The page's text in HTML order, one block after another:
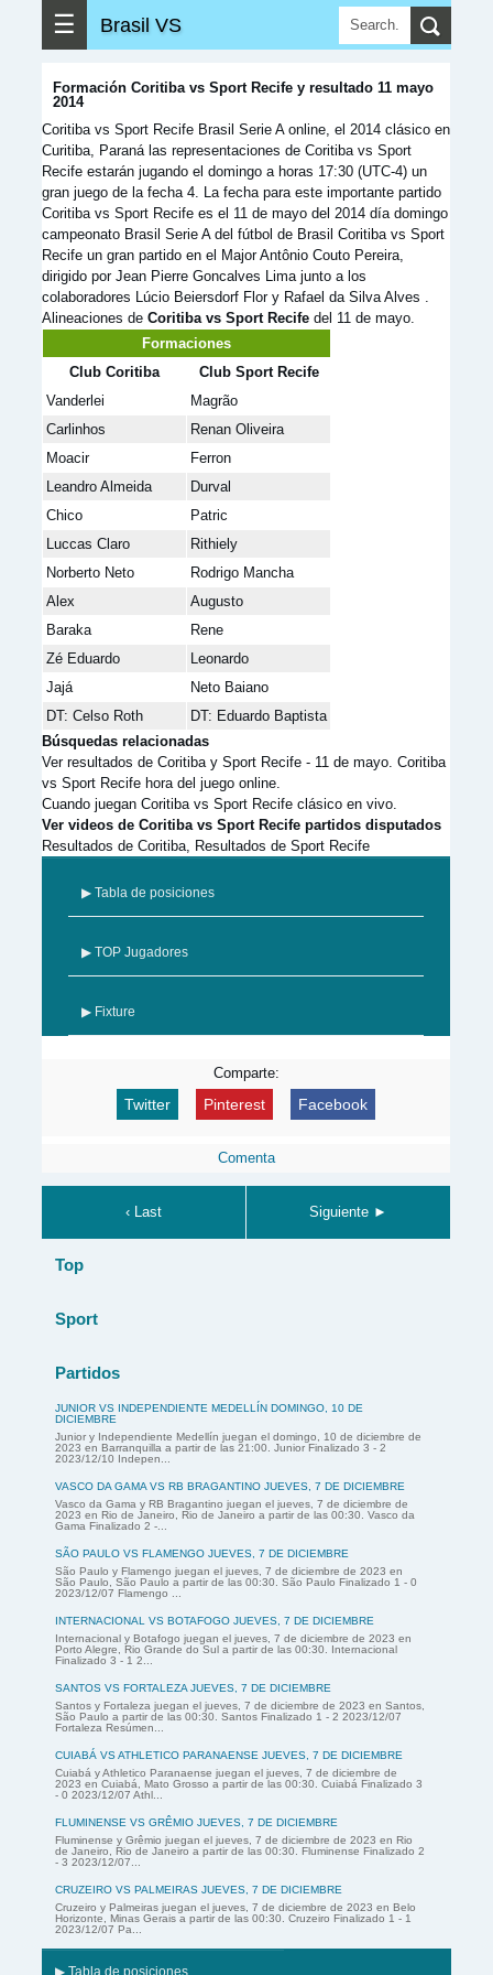
☰ Brasil VS
Formación Coritiba vs Sport Recife y resultado 11 mayo
2014
Coritiba vs Sport Recife Brasil Serie A online, el 2014 clásico en
Curitiba, Paraná las representaciones de Coritiba vs Sport
Recife estarán jugando el domingo a horas 17:30 (UTC-4) un
gran juego de la fecha 4. La fecha para este importante partido
Coritiba vs Sport Recife es el 11 de mayo del 2014 día domingo
campeonato Brasil Serie A del fútbol de Brasil Coritiba vs Sport
Recife un gran partido en el Major Antônio Couto Pereira,
dirigido por Jean Pierre Goncalves Lima junto a los
colaboradores Lúcio Beiersdorf Flor y Rafael da Silva Alves .
Alineaciones de Coritiba vs Sport Recife del 11 de mayo.
Formaciones
Club Coritiba
Club Sport Recife
Vanderlei
Magrão
Carlinhos
Renan Oliveira
Moacir
Ferron
Leandro Almeida
Durval
Chico
Patric
Luccas Claro
Rithiely
Norberto Neto
Rodrigo Mancha
Alex
Augusto
Baraka
Rene
Zé Eduardo
Leonardo
Jajá
Neto Baiano
DT: Celso Roth
DT: Eduardo Baptista
Búsquedas relacionadas
Ver resultados de Coritiba y Sport Recife - 11 de mayo. Coritiba
vs Sport Recife hora del juego online.
Cuando juegan Coritiba vs Sport Recife clásico en vivo.
Ver videos de Coritiba vs Sport Recife partidos disputados
Resultados de Coritiba, Resultados de Sport Recife
▶ Tabla de posiciones
▶ TOP Jugadores
▶ Fixture
Comparte:
Twitter Pinterest Facebook
Comenta
‹ Last Siguiente ►
Top
Sport
Partidos
JUNIOR VS INDEPENDIENTE MEDELLÍN DOMINGO, 10 DE
DICIEMBRE
Junior y Independiente Medellín juegan el domingo, 10 de diciembre de
2023 en Barranquilla a partir de las 21:00. Junior Finalizado 3 - 2
2023/12/10 Indepen...
VASCO DA GAMA VS RB BRAGANTINO JUEVES, 7 DE DICIEMBRE
Vasco da Gama y RB Bragantino juegan el jueves, 7 de diciembre de
2023 en Rio de Janeiro, Rio de Janeiro a partir de las 00:30. Vasco da
Gama Finalizado 2 -...
SÃO PAULO VS FLAMENGO JUEVES, 7 DE DICIEMBRE
São Paulo y Flamengo juegan el jueves, 7 de diciembre de 2023 en
São Paulo, São Paulo a partir de las 00:30. São Paulo Finalizado 1 - 0
2023/12/07 Flamengo ...
INTERNACIONAL VS BOTAFOGO JUEVES, 7 DE DICIEMBRE
Internacional y Botafogo juegan el jueves, 7 de diciembre de 2023 en
Porto Alegre, Rio Grande do Sul a partir de las 00:30. Internacional
Finalizado 3 - 1 2...
SANTOS VS FORTALEZA JUEVES, 7 DE DICIEMBRE
Santos y Fortaleza juegan el jueves, 7 de diciembre de 2023 en Santos,
São Paulo a partir de las 00:30. Santos Finalizado 1 - 2 2023/12/07
Fortaleza Resúmen...
CUIABÁ VS ATHLETICO PARANAENSE JUEVES, 7 DE DICIEMBRE
Cuiabá y Athletico Paranaense juegan el jueves, 7 de diciembre de
2023 en Cuiabá, Mato Grosso a partir de las 00:30. Cuiabá Finalizado 3
- 0 2023/12/07 Athl...
FLUMINENSE VS GRÊMIO JUEVES, 7 DE DICIEMBRE
Fluminense y Grêmio juegan el jueves, 7 de diciembre de 2023 en Rio
de Janeiro, Rio de Janeiro a partir de las 00:30. Fluminense Finalizado 2
- 3 2023/12/07...
CRUZEIRO VS PALMEIRAS JUEVES, 7 DE DICIEMBRE
Cruzeiro y Palmeiras juegan el jueves, 7 de diciembre de 2023 en Belo
Horizonte, Minas Gerais a partir de las 00:30. Cruzeiro Finalizado 1 - 1
2023/12/07 Pa...
▶ Ver más ▼
▶ Tabla de posiciones